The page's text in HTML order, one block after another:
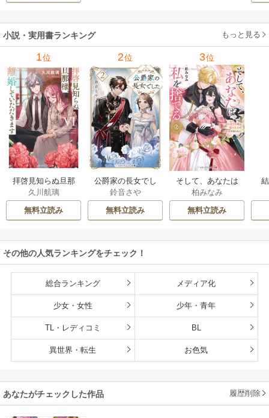
小説・実用書ランキング もっと見る
1位
拝啓見知らぬ旦那
様、離婚していた
だきます
久川航璃
無料立読み
2位
公爵家の長女でし
た
鈴音さや
無料立読み
3位
そして、あなたは
私を捨てる
柏みなみ
無料立読み
その他の人気ランキングをチェック！
総合ランキング メディア化
少女・女性 少年・青年
TL・レディコミ BL
異世界・転生 お色気
あなたがチェックした作品 履歴削除